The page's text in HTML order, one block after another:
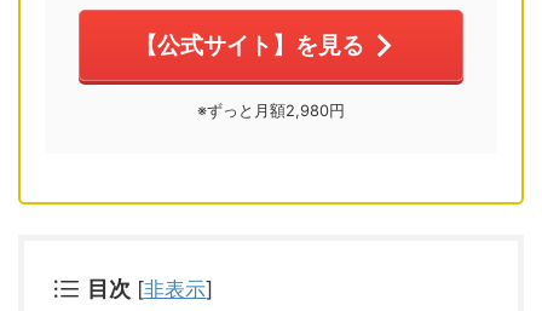
【公式サイト】を見る
※ずっと月額2,980円
目次 [非表示]